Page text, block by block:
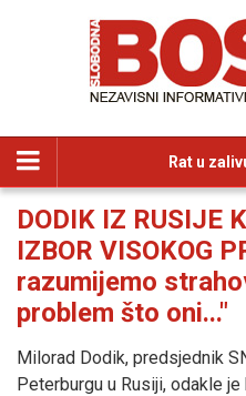
Rat u
DODIK IZ RUSIJE
IZBOR VISOKOG
razumijemo
problem što oni..."
Milorad Dodik, predsjednik
Peterburgu u Rusiji, odakle